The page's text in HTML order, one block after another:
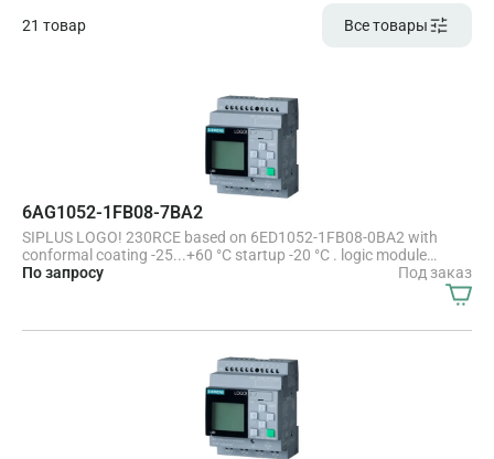
21 товар Все товары
6AG1052-1FB08-7BA2
SIPLUS LOGO! 230RCE based on 6ED1052-1FB08-0BA2 with
conformal coating -25...+60 °C startup -20 °C . logic module
display power supply / I/O 115 V/230 V/relay, 8 DI/4 DO memory
400 blocks, modularly expandable, Ethernet integrated web server,
По запросу Под заказ